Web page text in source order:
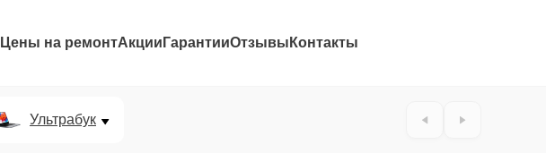
Цены на ремонтАкции ГарантииОтзывы Контакты
Ультрабук